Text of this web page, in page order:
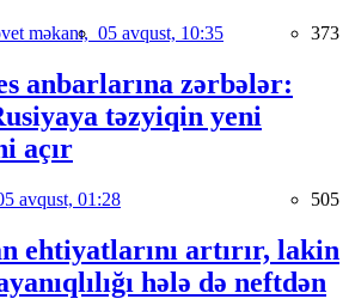
məkanı, 05 avqust, 10:35 373
anbarlarına zərbələr:
təzyiqin yeni
açır
avqust, 01:28 505
ehtiyatlarını artırır, lakin
hələ də neftdən